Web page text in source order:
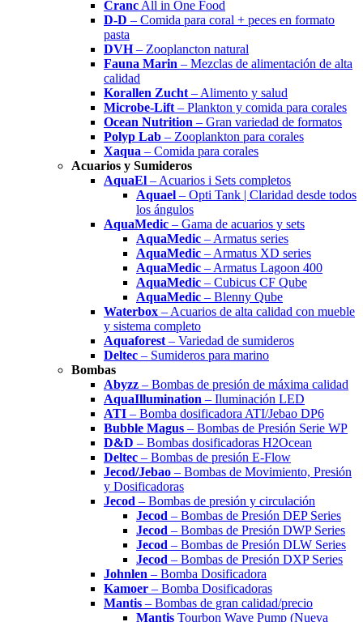
Cranc All in One Food
D-D – Comida para coral + peces en formato
pasta
DVH– Zooplancton natural
Fauna Marin – Mezclas de alimentación de alta
calidad
Korallen Zucht – Alimento y salud
Microbe-Lift – Plankton y comida para corales
Ocean Nutrition – Gran variedad de formatos
Polyp Lab – Zooplankton para corales
Xaqua – Comida para corales
Acuarios y Sumideros
AquaEl – Acuarios i Sets completos
Aquael – Opti Tank | Claridad desde todos
los ángulos
AquaMedic – Gama de acuarios y sets
AquaMedic – Armatus series
AquaMedic – Armatus XD series
AquaMedic – Armatus Lagoon 400
AquaMedic – Cubicus CF Qube
AquaMedic – Blenny Qube
Waterbox – Acuarios de alta calidad con mueble
y sistema completo
Aquaforest – Variedad de sumideros
Deltec – Sumideros para marino
Bombas
Abyzz – Bombas de presión de máxima calidad
AquaIllumination – Iluminación LED
ATI – Bomba dosificadora ATI/Jebao DP6
Bubble Magus – Bombas de Presión Serie WP
D&D – Bombas dosificadoras H2Ocean
Deltec – Bombas de presión E-Flow
Jecod/Jebao – Bombas de Movimiento, Presión
y Dosificadoras
Jecod – Bombas de presión y circulación
Jecod – Bombas de Presión DEP Series
Jecod – Bombas de Presión DWP Series
Jecod – Bombas de Presión DLW Series
Jecod – Bombas de Presión DXP Series
Johnlen – Bomba Dosificadora
Kamoer – Bomba Dosificadoras
Mantis – Bombas de gran calidad/precio
Mantis Tourbon Wave Pump (Nueva